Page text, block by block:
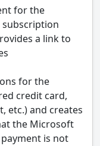
for the
a link to
for the
credit card,
etc.) and creates
the Microsoft
is not